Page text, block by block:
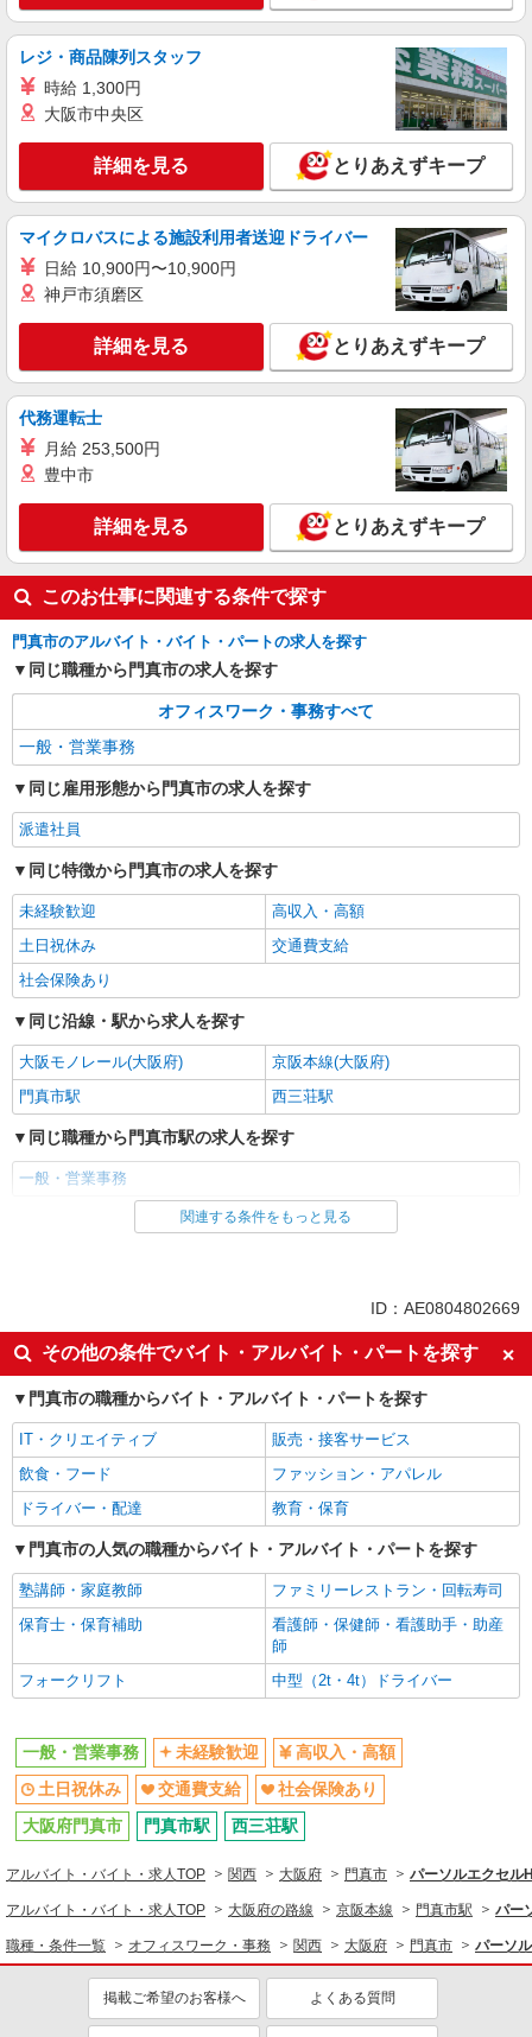
貿易サポートの事務
時給1,650円〜1,750円（経験・能力による）
※当社規定あり
大阪府門真市／最寄駅：西三荘駅、大日駅 勤
務先名：☆パナソニックグループ☆
キープ 詳細を見る
パーソルエクセルHRパートナーズ株式会社
データ入力や資料作成などの事務
時給1,550円〜1,580円（経験・能力による）
※当社規定あり
大阪府門真市／最寄駅：西三荘駅、大日駅 ※
自転車通勤OK 勤務先名：☆パナソニックグルー
プ☆
詳細を見る
レジ・商品陳列スタッフ
時給 1,300円
大阪市中央区
詳細を見る とりあえずキープ
マイクロバスによる施設利用者送迎ドライバー
日給 10,900円〜10,900円
神戸市須磨区
詳細を見る とりあえずキープ
代務運転士
月給 253,500円
豊中市
詳細を見る とりあえずキープ
このお仕事に関連する条件で探す
門真市のアルバイト・バイト・パートの求人を探す
同じ職種から門真市の求人を探す
オフィスワーク・事務すべて
一般・営業事務
同じ雇用形態から門真市の求人を探す
派遣社員
同じ特徴から門真市の求人を探す
未経験歓迎
高収入・高額
土日祝休み
交通費支給
社会保険あり
同じ沿線・駅から求人を探す
大阪モノレール(大阪府)
京阪本線(大阪府)
門真市駅
西三荘駅
同じ職種から門真市駅の求人を探す
一般・営業事務
同じ雇用形態から門真市駅の求人を探す
未経験歓迎
高収入・高額
土日祝休み
交通費支給
社会保険あり
同じ職種から求人を探す
オフィスワーク・事務
一般・営業事務
同じ特徴から求人を探す
未経験歓迎
土日祝休み
社会保険あり
関連する条件をもっと見る
ID：AE0804802669
その他の条件でバイト・アルバイト・パートを探す
門真市の職種からバイト・アルバイト・パートを探す
IT・クリエイティブ
販売・接客サービス
飲食・フード
ファッション・アパレル
ドライバー・配達
教育・保育
門真市の人気の職種からバイト・アルバイト・パートを探す
塾講師・家庭教師
ファミリーレストラン・回転寿司
保育士・保育補助
看護師・保健師・看護助手・助産
師
フォークリフト
中型（2t・4t）ドライバー
一般・営業事務 未経験歓迎
高収入・高額
土日祝休み
交通費支給
社会保険あり
大阪府門真市
門真市駅 西三荘駅
アルバイト・バイト・求人TOP 関西 大阪府 門真市 パーソルエクセル
アルバイト・バイト・求人TOP 大阪府の路線 京阪本線 門真市駅 パー
職種・条件一覧 オフィスワーク・事務 関西 大阪府 門真市 パーソ
掲載ご希望のお客様へ よくある質問